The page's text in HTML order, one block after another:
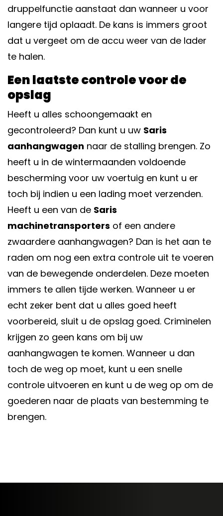
druppelfunctie aanstaat dan wanneer u voor
langere tijd oplaadt. De kans is immers groot
dat u vergeet om de accu weer van de lader
te halen.
Een laatste controle voor de
opslag
Heeft u alles schoongemaakt en
gecontroleerd? Dan kunt u uw Saris
aanhangwagen naar de stalling brengen. Zo
heeft u in de wintermaanden voldoende
bescherming voor uw voertuig en kunt u er
toch bij indien u een lading moet verzenden.
Heeft u een van de Saris
machinetransporters of een andere
zwaardere aanhangwagen? Dan is het aan te
raden om nog een extra controle uit te voeren
van de bewegende onderdelen. Deze moeten
immers te allen tijde werken. Wanneer u er
echt zeker bent dat u alles goed heeft
voorbereid, sluit u de opslag goed. Criminelen
krijgen zo geen kans om bij uw
aanhangwagen te komen. Wanneer u dan
toch de weg op moet, kunt u een snelle
controle uitvoeren en kunt u de weg op om de
goederen naar de plaats van bestemming te
brengen.